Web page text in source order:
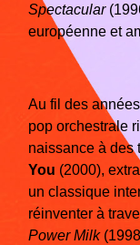
Spectacular
européenne et
Au fil des
pop orchestrale
naissance à des
You (2000),
un classique
réinventer à
Power Milk